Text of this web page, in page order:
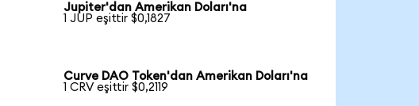
Jupiter'dan Amerikan Doları'na
1 JUP eşittir $0,1827
Curve DAO Token'dan Amerikan Doları'na
1 CRV eşittir $0,2119